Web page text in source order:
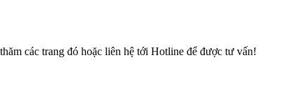
các trang đó hoặc liên hệ tới Hotline để được tư vấn!